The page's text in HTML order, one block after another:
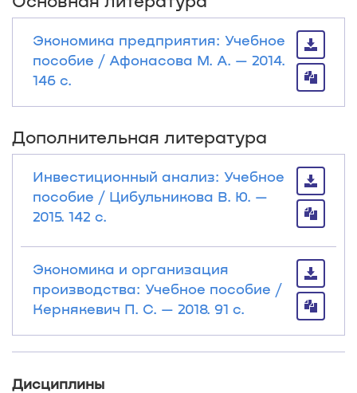
Экономика предприятия: Учебное
пособие / Афонасова М. А. — 2014.
146 с.
Дополнительная литература
Инвестиционный анализ: Учебное
пособие / Цибульникова В. Ю. —
2015. 142 с.
Экономика и организация
производства: Учебное пособие /
Кернякевич П. С. — 2018. 91 с.
Дисциплины